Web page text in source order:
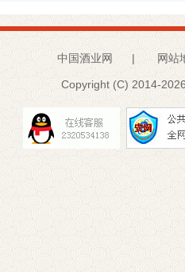
中国酒业网 | 网站
Copyright (C) 2014-